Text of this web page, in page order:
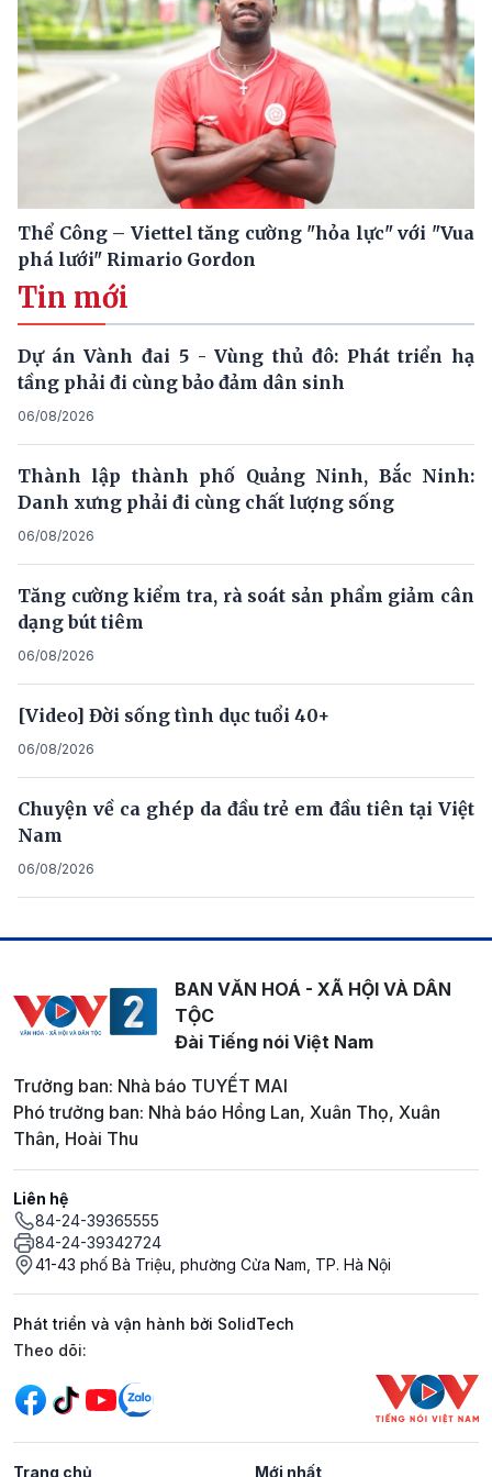
Thể Công – Viettel tăng cường "hỏa lực" với "Vua
phá lưới" Rimario Gordon
Tin mới
Dự án Vành đai 5 - Vùng thủ đô: Phát triển hạ
tầng phải đi cùng bảo đảm dân sinh
06/08/2026
Thành lập thành phố Quảng Ninh, Bắc Ninh:
Danh xưng phải đi cùng chất lượng sống
06/08/2026
Tăng cường kiểm tra, rà soát sản phẩm giảm cân
dạng bút tiêm
06/08/2026
[Video] Đời sống tình dục tuổi 40+
06/08/2026
Chuyện về ca ghép da đầu trẻ em đầu tiên tại Việt
Nam
06/08/2026
BAN VĂN HOÁ - XÃ HỘI VÀ DÂN
TỘC
Đài Tiếng nói Việt Nam
Trưởng ban: Nhà báo TUYẾT MAI
Phó trưởng ban: Nhà báo Hồng Lan, Xuân Thọ, Xuân
Thân, Hoài Thu
Liên hệ
84-24-39365555
84-24-39342724
41-43 phố Bà Triệu, phường Cửa Nam, TP. Hà Nội
Phát triển và vận hành bởi SolidTech
Mạng xã hội
Theo dõi:
Trang chủ Mới nhất